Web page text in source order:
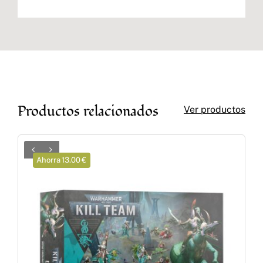
Productos relacionados Ver productos
Ahorra 13.00 €